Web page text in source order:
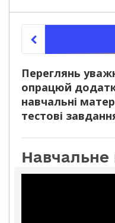
Переглянь
опрацюй
навчальні
тестові
Навчальне